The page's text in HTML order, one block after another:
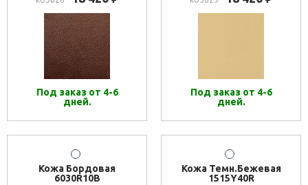
Под заказ от 4-6
дней.
Под заказ от 4-6
дней.
Кожа Бордовая
6030R10B
Кожа Темн.Бежевая
1515Y40R